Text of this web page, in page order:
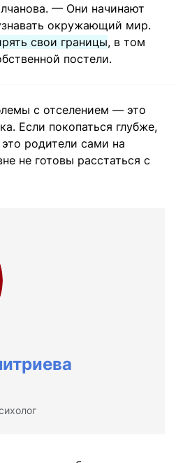
— Они начинают
окружающий мир.
свои границы, в том
постели.
с отселением — это
Если покопаться глубже,
родители сами на
не готовы расстаться с